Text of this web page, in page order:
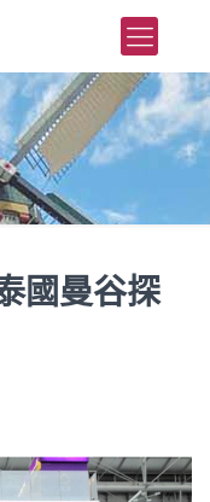
國曼谷探